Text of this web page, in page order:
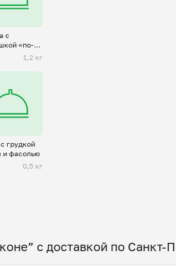
с
«по-
1,2 кг
грудкой
и фасолью
0,5 кг
с доставкой по Санкт-